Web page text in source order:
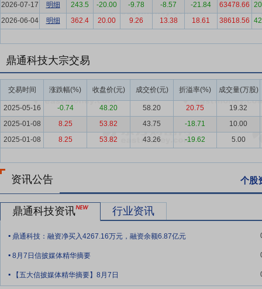
元。在AI算力需求激增和通信网络升级的双重推动下，高速连接器市
热、高速铜缆以及光模块等，正在重新塑造连接器行业的格局。
发展态势，高压与高速连接器成为核心增长引擎，国产替代进程持续深
要点9：研发及设计开发优势
公司建立了一支专业研发团队，研发人
测控技术与仪器等多个专业。首先，精密模具设计开发是通讯连接器
与开发能力决定了连接器及组件的精密度和稳定性。公司采用先进的
计技术。
要点10：产品精密制造能力优势
公司生产的通讯连接器组件具有微
冲击，具备出色的机械性能和环境适应性。为实现经济效益，连接器
密制造技术体系，涵盖了精密模具设计开发，精密冲压和注塑成型，
实现了卷对卷式自动送料、全自动精准定位及精密冲压和注塑成型，
涵盖产品设计、核心工艺、精密模具开发和制造、产品精密加工和技
绕产品设计精密制造工艺并进行模具开发，有效缩短了新产品的开发
对客户产品需求进行制造可行性分析和工艺改进，对客户新产品开发
公司通过与供应商和客户形成联动的开发机制，及时把握市场动态和
需求。
2026-07-17
明细 243.5 -20.00 -9.78 -8.57 -21.84 63478.66
2026-06-04
明细 362.4 20.00 9.26 13.38 18.61 38618.56
鼎通科技大宗交易
交易时间 涨跌幅(%) 收盘价(元) 成交价(元) 折溢率(%) 成交量(万股)
2025-05-16 -0.74 48.20 58.20 20.75
19.32
2025-01-08
8.25 53.82 43.75 -18.71
10.00
2025-01-08
8.25 53.82 43.26 -19.62 5.00
资讯公告 个股
鼎通科技资讯 行业资讯
. 鼎通科技：融资净买入4267.16万元，融资余额6.87亿元
. 8月7日信披媒体精华摘要
. 【五大信披媒体精华摘要】8月7日